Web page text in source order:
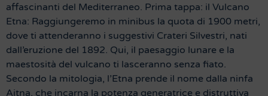
affascinanti del Mediterraneo. Prima tappa: il Vulcano
Etna: Raggiungeremo in minibus la quota di 1900 metri,
dove ti attenderanno i suggestivi Crateri Silvestri, nati
dall’eruzione del 1892. Qui, il paesaggio lunare e la
maestosità del vulcano ti lasceranno senza fiato.
Secondo la mitologia, l’Etna prende il nome dalla ninfa
Aitna, che incarna la potenza generatrice e distruttiva